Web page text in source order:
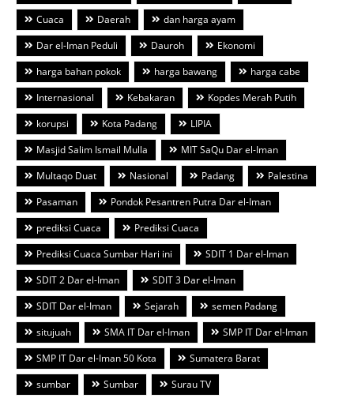
Cuaca
Daerah
dan harga ayam
Dar el-Iman Peduli
Dauroh
Ekonomi
harga bahan pokok
harga bawang
harga cabe
Internasional
Kebakaran
Kopdes Merah Putih
korupsi
Kota Padang
LIPIA
Masjid Salim Ismail Mulla
MIT SaQu Dar el-Iman
Multaqo Duat
Nasional Padang
Palestina
Pasaman
Pondok Pesantren Putra Dar el-Iman
prediksi Cuaca
Prediksi Cuaca
Prediksi Cuaca Sumbar Hari ini
SDIT 1 Dar el-Iman
SDIT 2 Dar el-Iman
SDIT 3 Dar el-Iman
SDIT Dar el-Iman
Sejarah
semen Padang
situjuah
SMA IT Dar el-Iman
SMP IT Dar el-Iman
SMP IT Dar el-Iman 50 Kota
Sumatera Barat
sumbar
Sumbar
Surau TV